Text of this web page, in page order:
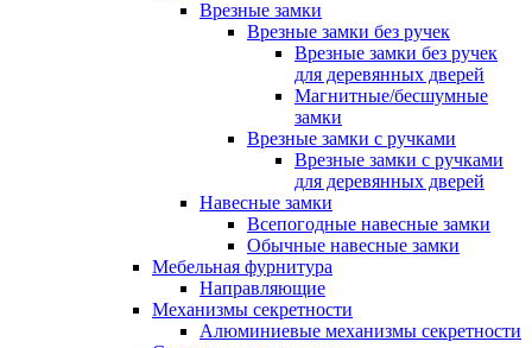
Врезные замки
Врезные замки без ручек
Врезные замки без ручек
для деревянных дверей
Магнитные/бесшумные
замки
Врезные замки с ручками
Врезные замки с ручками
для деревянных дверей
Навесные замки
Всепогодные навесные замки
Обычные навесные замки
Мебельная фурнитура
Направляющие
Механизмы секретности
Алюминиевые механизмы секретности